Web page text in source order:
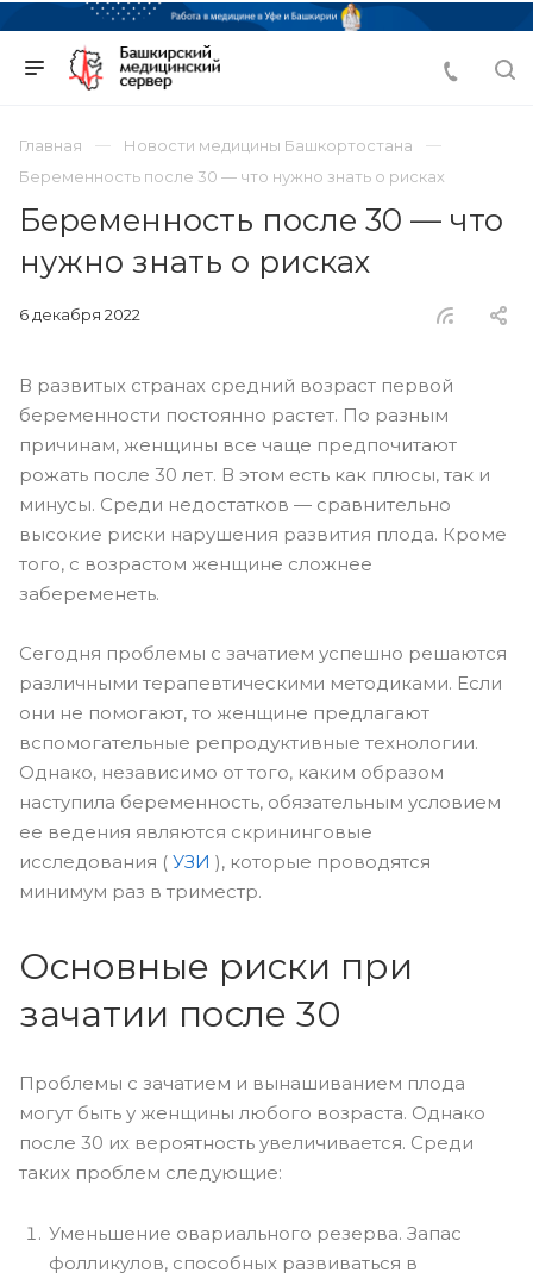
Главная
Новости медицины Башкортостана
Беременность после 30 — что нужно знать о рисках
Беременность после 30 — что
нужно знать о рисках
6 декабря 2022
В развитых странах средний возраст первой
беременности постоянно растет. По разным
причинам, женщины все чаще предпочитают
рожать после 30 лет. В этом есть как плюсы, так и
минусы. Среди недостатков — сравнительно
высокие риски нарушения развития плода. Кроме
того, с возрастом женщине сложнее
забеременеть.
Сегодня проблемы с зачатием успешно решаются
различными терапевтическими методиками. Если
они не помогают, то женщине предлагают
вспомогательные репродуктивные технологии.
Однако, независимо от того, каким образом
наступила беременность, обязательным условием
ее ведения являются скрининговые
исследования ( УЗИ ), которые проводятся
минимум раз в триместр.
Основные риски при
зачатии после 30
Проблемы с зачатием и вынашиванием плода
могут быть у женщины любого возраста. Однако
после 30 их вероятность увеличивается. Среди
таких проблем следующие:
Уменьшение овариального резерва. Запас
фолликулов, способных развиваться в